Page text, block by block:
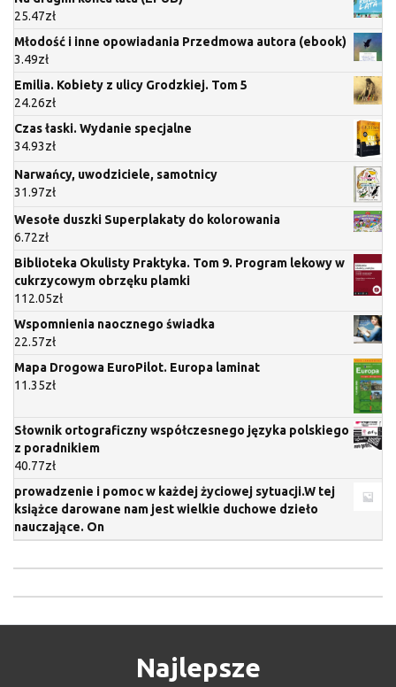
25.47zł
Młodość i inne opowiadania Przedmowa autora (ebook)
3.49zł
Emilia. Kobiety z ulicy Grodzkiej. Tom 5
24.26zł
Czas łaski. Wydanie specjalne
34.93zł
Narwańcy, uwodziciele, samotnicy
31.97zł
Wesołe duszki Superplakaty do kolorowania
6.72zł
Biblioteka Okulisty Praktyka. Tom 9. Program lekowy w
cukrzycowym obrzęku plamki
112.05zł
Wspomnienia naocznego świadka
22.57zł
Mapa Drogowa EuroPilot. Europa laminat
11.35zł
Słownik ortograficzny współczesnego języka polskiego
z poradnikiem
40.77zł
prowadzenie i pomoc w każdej życiowej sytuacji.W tej
książce darowane nam jest wielkie duchowe dzieło
nauczające. On
Najlepsze